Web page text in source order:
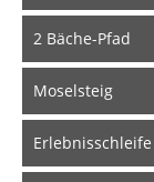
2 Bäche-Pfad
Moselsteig